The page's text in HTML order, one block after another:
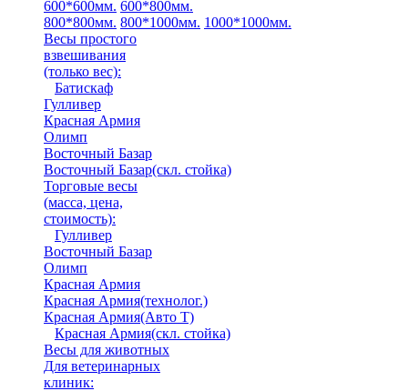
600*600мм. 600*800мм.
800*800мм. 800*1000мм. 1000*1000мм.
Весы простого
взвешивания
(только вес):
Батискаф
Гулливер
Красная Армия
Олимп
Восточный Базар
Восточный Базар(скл. стойка)
Торговые весы
(масса, цена,
стоимость):
Гулливер
Восточный Базар
Олимп
Красная Армия
Красная Армия(технолог.)
Красная Армия(Авто Т)
Красная Армия(скл. стойка)
Весы для животных
Для ветеринарных
клиник: